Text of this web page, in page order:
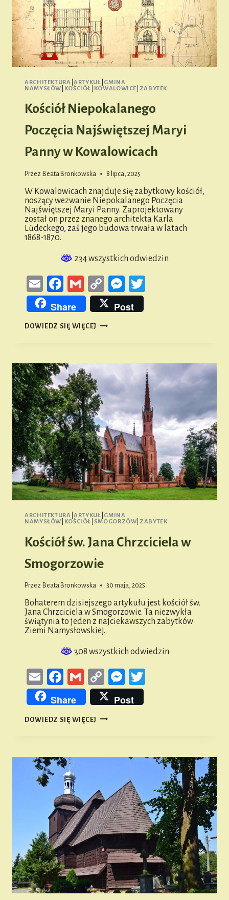
ARCHITEKTURA |ARTYKUŁ GMINA
NAMYSŁÓW
KOŚCIÓŁ KOWALOWICE ZABYTEK
Kościół Niepokalanego
Poczęcia Najświętszej Maryi
Panny w Kowalowicach
Przez Beata Bronkowska 8 lipca, 2025
W Kowalowicach znajduje się zabytkowy kościół,
noszący wezwanie Niepokalanego Poczęcia
Najświętszej Maryi Panny. Zaprojektowany
został on przez znanego architekta Karla
Lüdeckego, zaś jego budowa trwała w latach
1868-1870.
234 wszystkich odwiedzin
EmailFacebook
GmailCopy
Link
Messenger
Share Post
DOWIEDZ SIĘ WIĘCEJ KOŚCIÓŁ
KOWALOWICACH
ARCHITEKTURA |ARTYKUŁ GMINA
NAMYSŁÓW
KOŚCIÓŁ SMOGORZÓW ZABYTEK
Kościół św. Jana Chrzciciela w
Smogorzowie
Przez Beata Bronkowska 30 maja, 2025
Bohaterem dzisiejszego artykułu jest kościół św.
Jana Chrzciciela w Smogorzowie. Ta niezwykła
świątynia to jeden z najciekawszych zabytków
Ziemi Namysłowskiej.
308 wszystkich odwiedzin
EmailFacebook
GmailCopy
Link
Messenger
Share Post
DOWIEDZ SIĘ WIĘCEJ KOŚCIÓŁ